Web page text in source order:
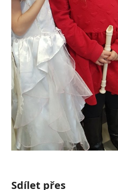
Sdílet přes